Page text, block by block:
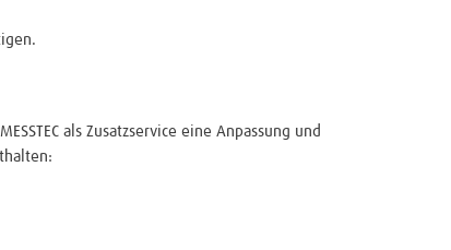
als Zusatzservice eine Anpassung und